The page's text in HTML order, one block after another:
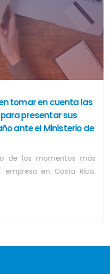
tomar en cuenta las
presentar sus
ante el Ministerio de
de los momentos más
empresa en Costa Rica.